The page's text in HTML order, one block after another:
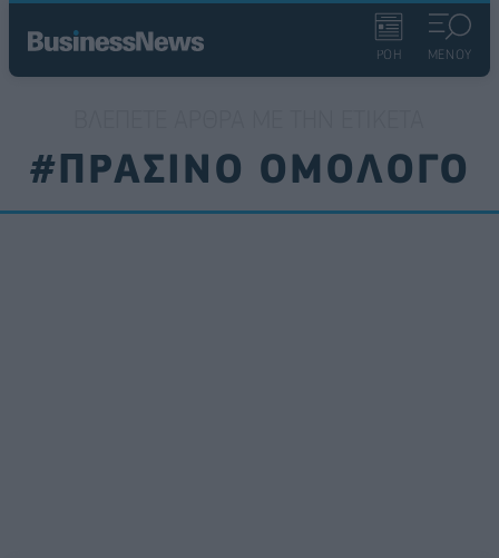
ΡΟΗ ΜΕΝΟΥ
#ΠΡΑΣΙΝΟ ΟΜΟΛΟΓΟ